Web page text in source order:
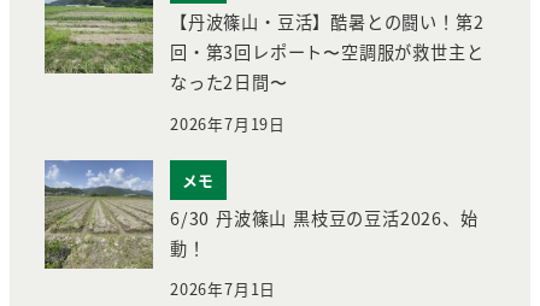
【丹波篠山・豆活】酷暑との闘い！第2
回・第3回レポート〜空調服が救世主と
なった2日間〜
2026年7月19日
メモ
6/30 丹波篠山 黒枝豆の豆活2026、始
動！
2026年7月1日